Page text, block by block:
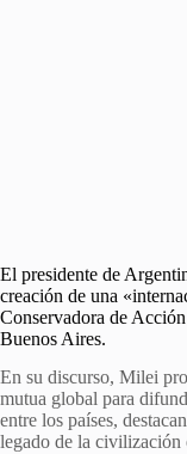
El presidente de
creación de una
Conservadora de
Buenos Aires.
En su discurso, Milei
mutua global para
entre los países,
legado de la civilización